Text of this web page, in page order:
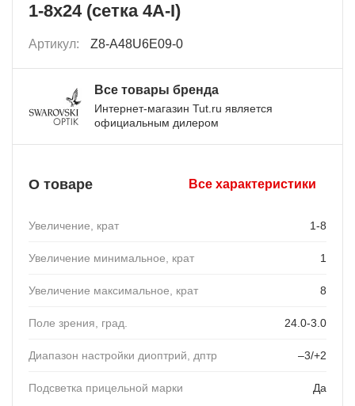
1-8x24 (сетка 4A-I)
Артикул: Z8-A48U6E09-0
Все товары бренда
Интернет-магазин Tut.ru является
официальным дилером
О товаре Все характеристики
Увеличение, крат 1-8
Увеличение минимальное, крат 1
Увеличение максимальное, крат 8
Поле зрения, град. 24.0-3.0
Диапазон настройки диоптрий, дптр –3/+2
Подсветка прицельной марки Да